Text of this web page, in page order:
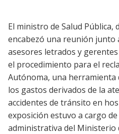
El ministro de Salud Pública,
encabezó una reunión junto
asesores letrados y
el procedimiento para el
Autónoma, una
los gastos derivados de la
accidentes de tránsito en
exposición estuvo a cargo
administrativa del Ministerio